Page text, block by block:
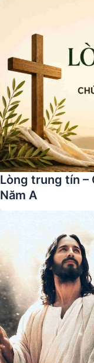
Lòng trung tín –
Năm A